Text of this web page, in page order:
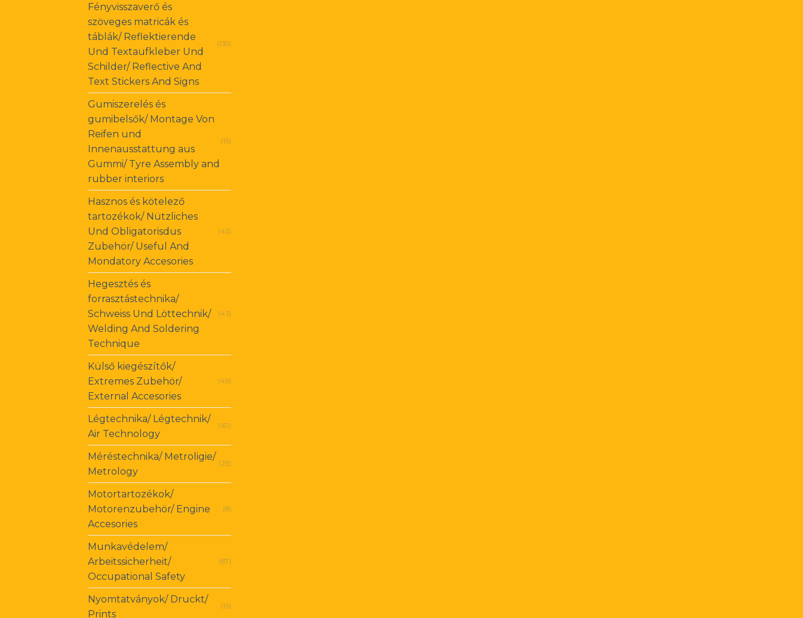
Fényvisszaverő és
szöveges matricák és
táblák/ Reflektierende
Und Textaufkleber Und
Schilder/ Reflective And
Text Stickers And Signs
(130)
Gumiszerelés és
gumibelsők/ Montage Von
Reifen und
Innenausstattung aus
Gummi/ Tyre Assembly and
rubber interiors
(15)
Hasznos és kötelező
tartozékok/ Nützliches
Und Obligatorisdus
Zubehör/ Useful And
Mondatory Accesories
(43)
Hegesztés és
forrasztástechnika/
Schweiss Und Löttechnik/
Welding And Soldering
Technique
(43)
Külső kiegészítők/
Extremes Zubehör/
External Accesories
(45)
Légtechnika/ Légtechnik/
Air Technology
(161)
Méréstechnika/ Metroligie/
Metrology
(25)
Motortartozékok/
Motorenzubehör/ Engine
Accesories
(8)
Munkavédelem/
Arbeitssicherheit/
Occupational Safety
(87)
Nyomtatványok/ Druckt/
Prints
(15)